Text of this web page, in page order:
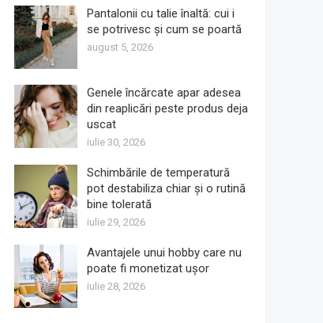
Pantalonii cu talie înaltă: cui i
se potrivesc și cum se poartă
august 5, 2026
Genele încărcate apar adesea
din reaplicări peste produs deja
uscat
iulie 30, 2026
Schimbările de temperatură
pot destabiliza chiar și o rutină
bine tolerată
iulie 29, 2026
Avantajele unui hobby care nu
poate fi monetizat ușor
iulie 28, 2026